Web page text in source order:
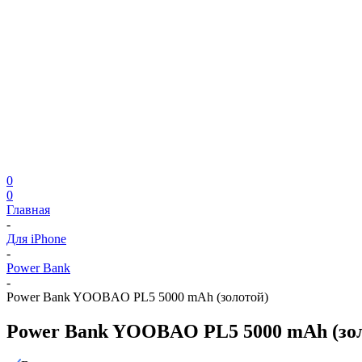
0
0
Главная
-
Для iPhone
-
Power Bank
-
Power Bank YOOBAO PL5 5000 mAh (золотой)
Power Bank YOOBAO PL5 5000 mAh